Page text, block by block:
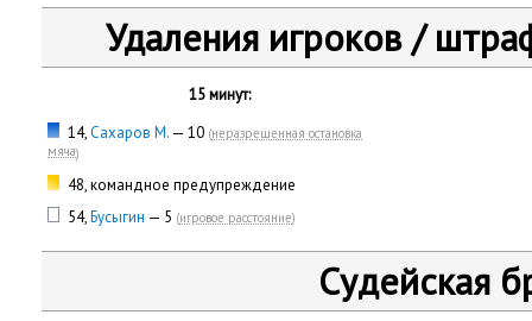
Удаления игроков /
15 минут:
14,Сахаров М. — 10 (неразрешенная остановка
мяча)
48, командное предупреждение
54,Бусыгин — 5 (игровое расстояние)
Судейская